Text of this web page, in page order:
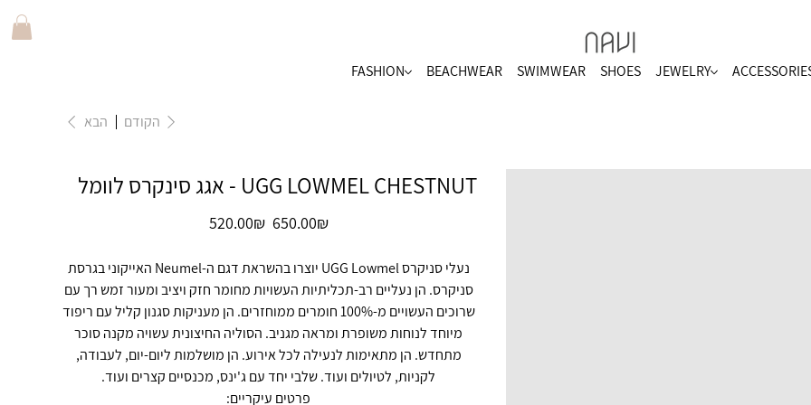
FASHION BEACHWEAR SWIMWEAR SHOES JEWELRY
הקודם הבא
UGG LOWMEL CHESTNUT - אגג סינקרס לוומל
מקורי
‏650.00 ‏₪
מבצע
‏520.00 ‏₪
נעלי סניקרס UGG Lowmel יוצרו בהשראת דגם ה-Neumel האייקוני בגרסת
סניקרס. הן נעליים רב-תכליתיות העשויות מחומר חזק ויציב ומעור זמש רך עם
שרוכים העשויים מ-100% חומרים ממוחזרים. הן מעניקות סגנון קליל עם ריפוד
מיוחד לנוחות משופרת ומראה מגניב. הסוליה החיצונית עשויה מקנה סוכר
מתחדש. הן מתאימות לנעילה לכל אירוע. הן מושלמות ליום-יום, לעבודה,
לקניות, לטיולים ועוד. שלבי יחד עם ג'ינס, מכנסיים קצרים ועוד.
פרטים עיקריים: